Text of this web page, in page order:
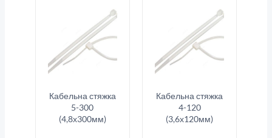
Кабельна стяжка
5-300
(4,8х300мм)
Кабельна стяжка
4-120
(3,6х120мм)